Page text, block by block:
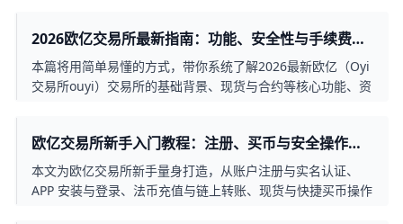
2026欧亿交易所最新指南：功能、安全性与手续费全
解析
本篇将用简单易懂的方式，带你系统了解2026最新欧亿（Oyi
交易所ouyi）交易所的基础背景、现货与合约等核心功能、资
险与费用。
欧亿交易所新手入门教程：注册、买币与安全操作完
整指南
本文为欧亿交易所新手量身打造，从账户注册与实名认证、
APP 安装与登录、法币充值与链上转账、现货与快捷买币操作